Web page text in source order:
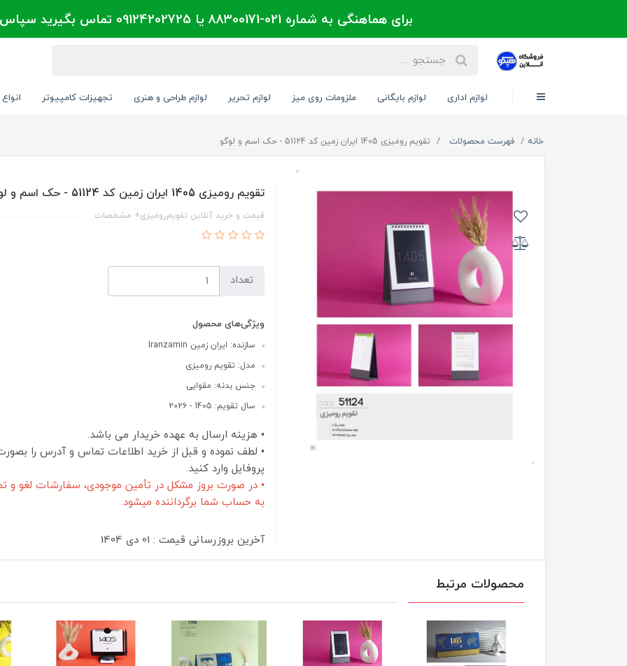
برای هماهنگی به شماره 021-88300171 یا 09124202725 تماس بگیرید سپاس
لوازم اداری لوازم بایگانی ملزومات روی میز لوازم تحریر لوازم طراحی و هنری تجهیزات کامپیوتر
خانه فهرست محصولات تقویم رومیزی 1405 ایران زمین کد 51124 - حک اسم و لوگو
تقویم رومیزی 1405 ایران زمین کد 51124 - حک اسم و لوگو
قیمت و خرید آنلاین تقویم‌رومیزی+ مشخصات
تعداد
ویژگی‌های محصول
سازنده: ایران زمین Iranzamin
مدل: تقویم رومیزی
جنس بدنه: مقوایی
سال تقویم: 1405 - 2026
• هزینه ارسال به عهده خریدار می باشد.
• لطف نموده و قبل از خرید اطلاعات تماس و آدرس را
پروفایل وارد کنید.
• در صورت بروز مشکل در تأمین موجودی، سفارشات لغو و
به حساب شما برگرداننده میشود.
آخرین بروزرسانی قیمت : 01 دی 1404
محصولات مرتبط